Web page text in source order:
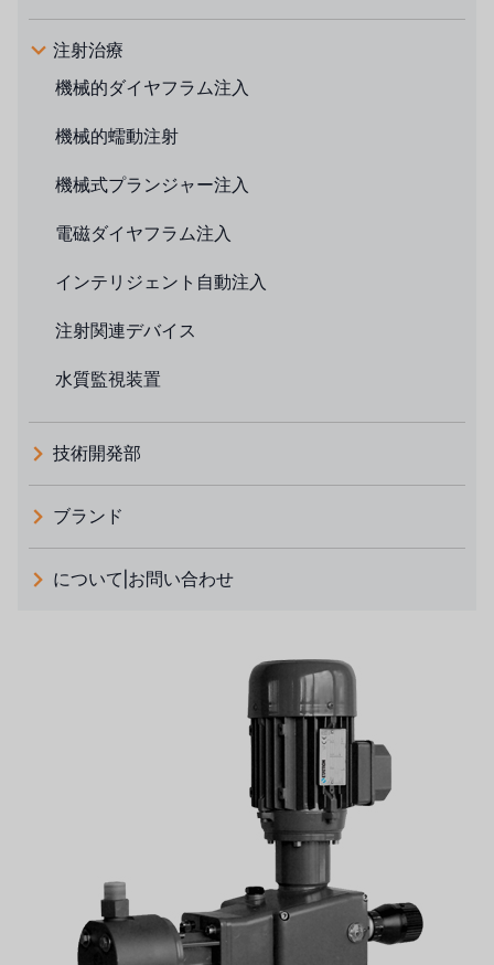
注射治療
機械的ダイヤフラム注入
機械的蠕動注射
機械式プランジャー注入
電磁ダイヤフラム注入
インテリジェント自動注入
注射関連デバイス
水質監視装置
技術開発部
ブランド
義大利 ATLAS
エマーソン、アメリカ
アメリカンペンテア
について|お問い合わせ
リクルートリセラーフォーム